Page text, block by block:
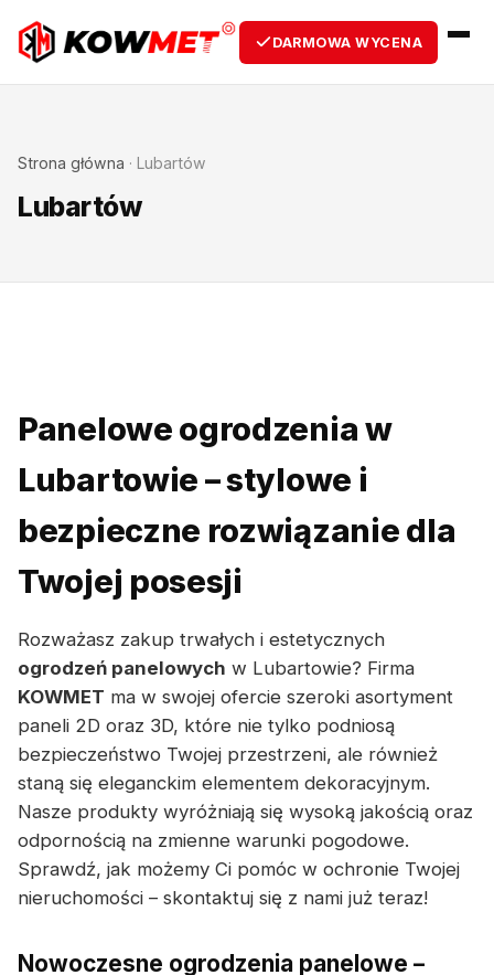
DARMOWA WYCENA
Strona główna · Lubartów
Lubartów
Panelowe ogrodzenia w
Lubartowie – stylowe i
bezpieczne rozwiązanie dla
Twojej posesji
Rozważasz zakup trwałych i estetycznych
ogrodzeń panelowych w Lubartowie? Firma
KOWMET ma w swojej ofercie szeroki asortyment
paneli 2D oraz 3D, które nie tylko podniosą
bezpieczeństwo Twojej przestrzeni, ale również
staną się eleganckim elementem dekoracyjnym.
Nasze produkty wyróżniają się wysoką jakością oraz
odpornością na zmienne warunki pogodowe.
Sprawdź, jak możemy Ci pomóc w ochronie Twojej
nieruchomości – skontaktuj się z nami już teraz!
Nowoczesne ogrodzenia panelowe –